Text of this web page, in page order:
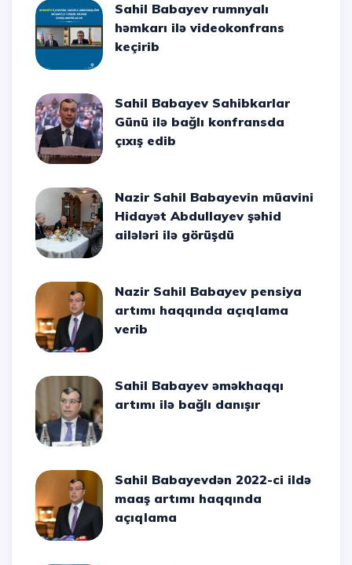
Sahil Babayev rumnyalı
həmkarı ilə videokonfrans
keçirib
Sahil Babayev Sahibkarlar
Günü ilə bağlı konfransda
çıxış edib
Nazir Sahil Babayevin müavini
Hidayət Abdullayev şəhid
ailələri ilə görüşdü
Nazir Sahil Babayev pensiya
artımı haqqında açıqlama
verib
Sahil Babayev əməkhaqqı
artımı ilə bağlı danışır
Sahil Babayevdən 2022-ci ildə
maaş artımı haqqında
açıqlama